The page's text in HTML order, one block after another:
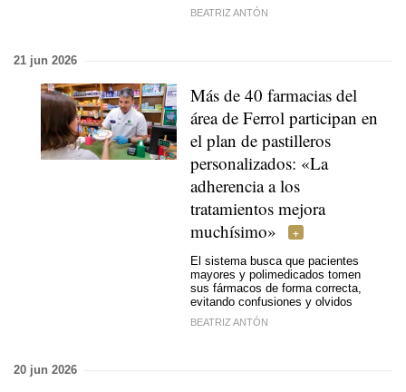
BEATRIZ ANTÓN
21 jun 2026
Más de 40 farmacias del
área de Ferrol participan en
el plan de pastilleros
personalizados: «La
adherencia a los
tratamientos mejora
muchísimo»
El sistema busca que pacientes
mayores y polimedicados tomen
sus fármacos de forma correcta,
evitando confusiones y olvidos
BEATRIZ ANTÓN
20 jun 2026